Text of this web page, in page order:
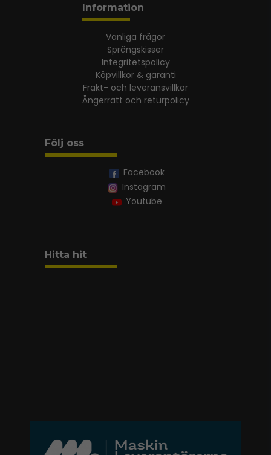
Information
Vanliga frågor
Sprängskisser
Integritetspolicy
Köpvillkor & garanti
Frakt- och leveransvillkor
Ångerrätt och returpolicy
Följ oss
Facebook
Instagram
Youtube
Hitta hit